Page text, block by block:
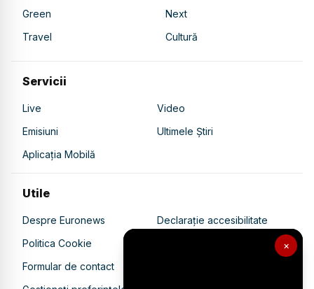
×
Green
Next
Travel
Cultură
Servicii
Live
Video
Emisiuni
Ultimele Știri
Aplicația Mobilă
Utile
Despre Euronews
Declarație accesibilitate
Politica Cookie
Politica de confidențialitate
Formular de contact